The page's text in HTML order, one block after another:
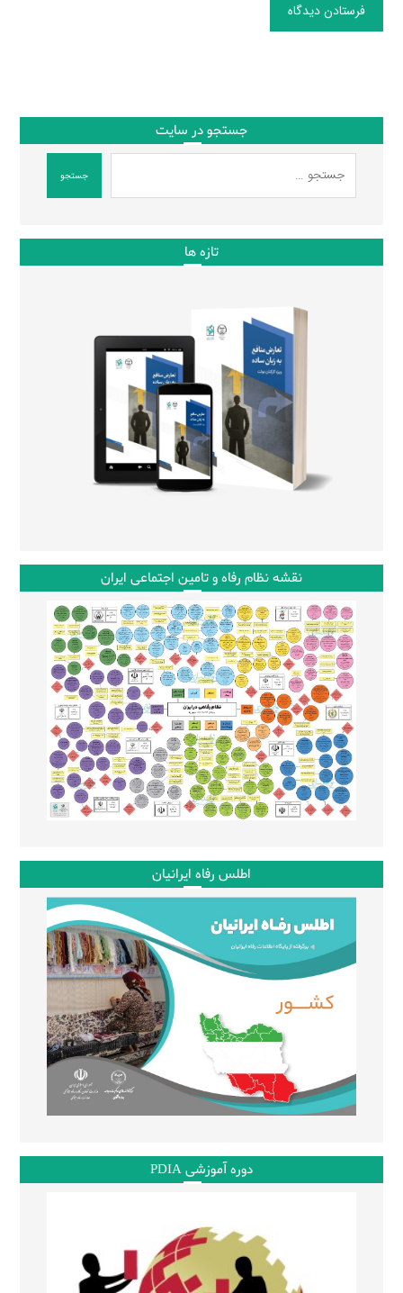
فرستادن دیدگاه
جستجو در سایت
جستجو
تازه ها
نقشه نظام رفاه و تامین اجتماعی ایران
اطلس رفاه ایرانیان
دوره آموزشی PDIA